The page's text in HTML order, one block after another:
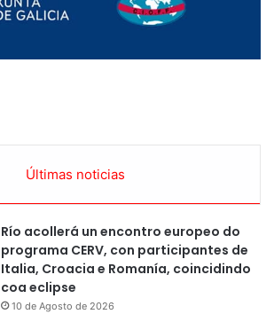
Últimas noticias
Río acollerá un encontro europeo do
programa CERV, con participantes de
Italia, Croacia e Romanía, coincidindo
coa eclipse
10 de Agosto de 2026